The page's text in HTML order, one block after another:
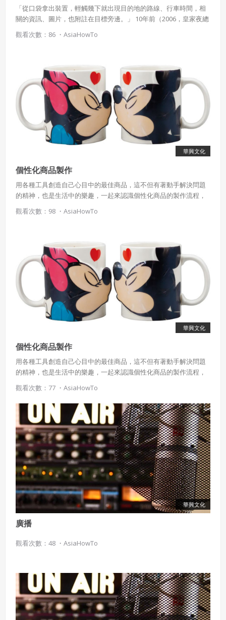
「從口袋拿出裝置，輕觸幾下就出現目的地的路線、行車時間，相
關的資訊、圖片，也附註在目標旁邊。」 10年前（2006，皇家夜總
會）這是這是加入MI6才能擁有的尖端科技，現在只要拿出智慧手機
打開Google map，人人都有了007的專屬待遇。 這麼方便的科技就
觀看次數：86 ・ AsiaHowTo
華興文化
個性化商品製作
用各種工具創造自己心目中的最佳商品，這不但有著動手解決問題
的精神，也是生活中的樂趣，一起來認識個性化商品的製作流程，
或許你也可以動手試試看。
觀看次數：98 ・ AsiaHowTo
華興文化
個性化商品製作
用各種工具創造自己心目中的最佳商品，這不但有著動手解決問題
的精神，也是生活中的樂趣，一起來認識個性化商品的製作流程，
或許你也可以動手試試看。
觀看次數：77 ・ AsiaHowTo
華興文化
廣播
觀看次數：48 ・ AsiaHowTo
六、終止
會員違反本合約或本系統任一規定者，吉寶系統公司得終止
償或賠償。
七、合意管轄
雙方合意專以臺灣臺北地方法院為第一審管轄法
院。